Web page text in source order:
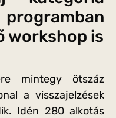
workshop is
mintegy ötszáz
a visszajelzések
Idén 280 alkotás